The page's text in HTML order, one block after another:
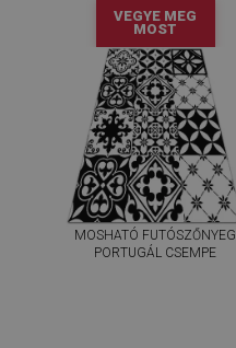
VEGYE MEG
MOST
MOSHATÓ FUTÓSZŐNYEG
PORTUGÁL CSEMPE